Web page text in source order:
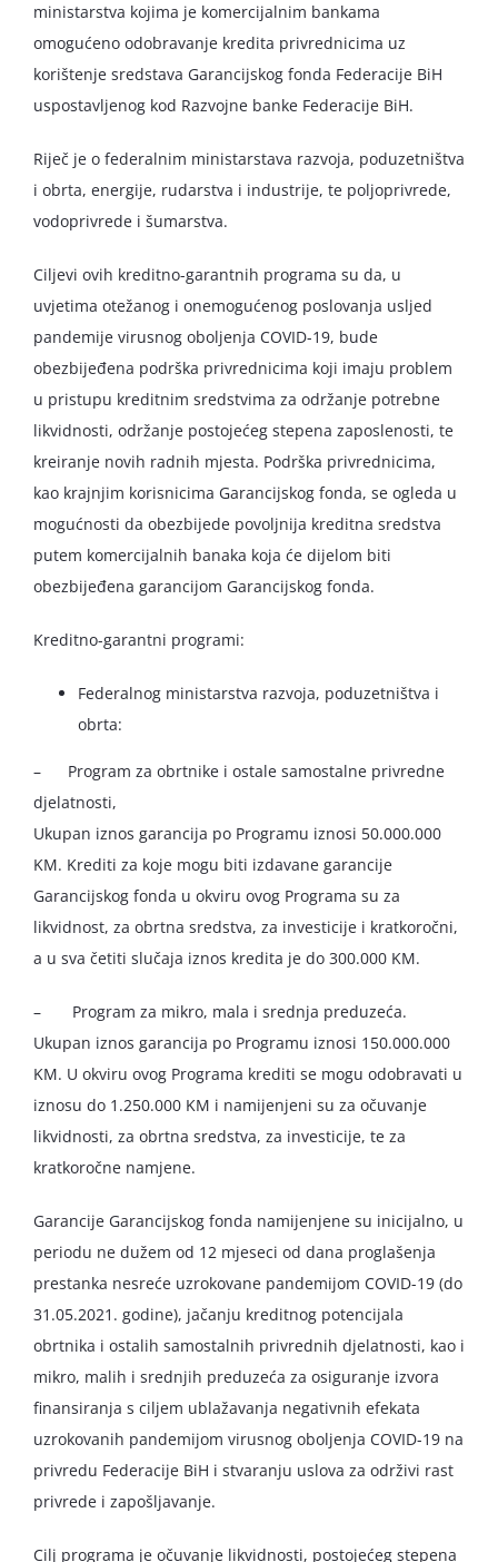
ministarstva kojima je komercijalnim bankama
omogućeno odobravanje kredita privrednicima uz
korištenje sredstava Garancijskog fonda Federacije BiH
uspostavljenog kod Razvojne banke Federacije BiH.
Riječ je o federalnim ministarstava razvoja, poduzetništva
i obrta, energije, rudarstva i industrije, te poljoprivrede,
vodoprivrede i šumarstva.
Ciljevi ovih kreditno-garantnih programa su da, u
uvjetima otežanog i onemogućenog poslovanja usljed
pandemije virusnog oboljenja COVID-19, bude
obezbijeđena podrška privrednicima koji imaju problem
u pristupu kreditnim sredstvima za održanje potrebne
likvidnosti, održanje postojećeg stepena zaposlenosti, te
kreiranje novih radnih mjesta. Podrška privrednicima,
kao krajnjim korisnicima Garancijskog fonda, se ogleda u
mogućnosti da obezbijede povoljnija kreditna sredstva
putem komercijalnih banaka koja će dijelom biti
obezbijeđena garancijom Garancijskog fonda.
Kreditno-garantni programi:
Federalnog ministarstva razvoja, poduzetništva i
obrta:
– Program za obrtnike i ostale samostalne privredne
djelatnosti,
Ukupan iznos garancija po Programu iznosi 50.000.000
KM. Krediti za koje mogu biti izdavane garancije
Garancijskog fonda u okviru ovog Programa su za
likvidnost, za obrtna sredstva, za investicije i kratkoročni,
a u sva četiti slučaja iznos kredita je do 300.000 KM.
– Program za mikro, mala i srednja preduzeća.
Ukupan iznos garancija po Programu iznosi 150.000.000
KM. U okviru ovog Programa krediti se mogu odobravati u
iznosu do 1.250.000 KM i namijenjeni su za očuvanje
likvidnosti, za obrtna sredstva, za investicije, te za
kratkoročne namjene.
Garancije Garancijskog fonda namijenjene su inicijalno, u
periodu ne dužem od 12 mjeseci od dana proglašenja
prestanka nesreće uzrokovane pandemijom COVID-19 (do
31.05.2021. godine), jačanju kreditnog potencijala
obrtnika i ostalih samostalnih privrednih djelatnosti, kao i
mikro, malih i srednjih preduzeća za osiguranje izvora
finansiranja s ciljem ublažavanja negativnih efekata
uzrokovanih pandemijom virusnog oboljenja COVID-19 na
privredu Federacije BiH i stvaranju uslova za održivi rast
privrede i zapošljavanje.
Cilj programa je očuvanje likvidnosti, postojećeg stepena